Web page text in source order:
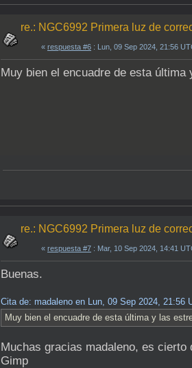
re.: NGC6992 Primera luz de
« respuesta #6 : Lun, 09 Sep 2024, 21:56
Muy bien el encuadre de esta
re.: NGC6992 Primera luz de
« respuesta #7 : Mar, 10 Sep 2024, 14:41
Buenas.
Cita de: madaleno en Lun, 09 Sep 2024, 21:56
Muy bien el encuadre de esta última y las
Muchas gracias madaleno, es
Gimp